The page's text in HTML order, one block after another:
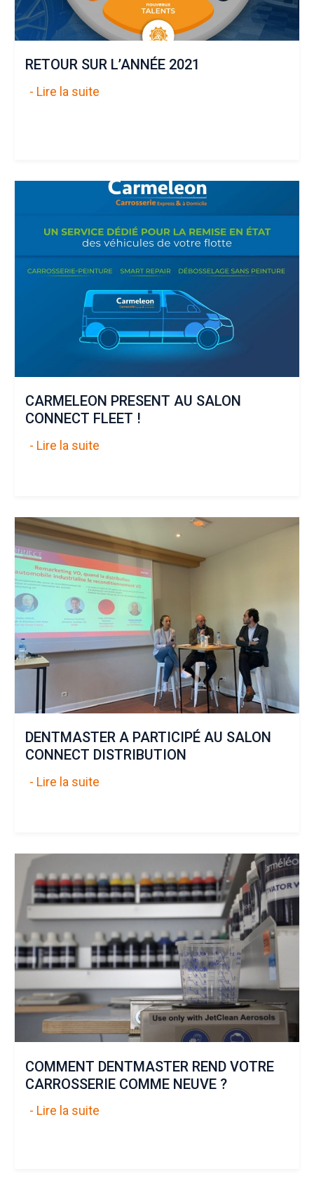
RETOUR SUR L’ANNÉE 2021
- Lire la suite
CARMELEON PRESENT AU SALON
CONNECT FLEET !
- Lire la suite
DENTMASTER A PARTICIPÉ AU SALON
CONNECT DISTRIBUTION
- Lire la suite
COMMENT DENTMASTER REND VOTRE
CARROSSERIE COMME NEUVE ?
- Lire la suite